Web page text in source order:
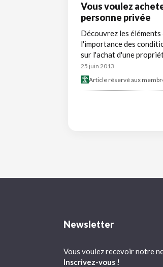
Vous voulez
personne privée
Découvrez les éléments
l'importance des
sur l'achat d'une
25 juin 2013
Article réservé aux
Newsletter
Vous voulez recevoir notre
Inscrivez-vous !